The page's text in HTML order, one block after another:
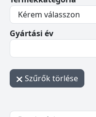
Gyártási év
Szűrők törlése